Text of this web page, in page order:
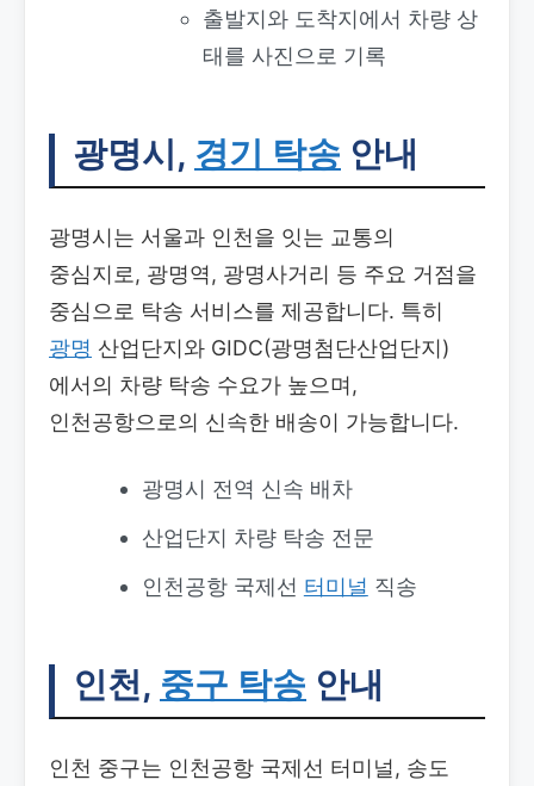
출발지와 도착지에서 차량 상
태를 사진으로 기록
광명시, 경기 탁송 안내
광명시는 서울과 인천을 잇는 교통의
중심지로, 광명역, 광명사거리 등 주요 거점을
중심으로 탁송 서비스를 제공합니다. 특히
광명 산업단지와 GIDC(광명첨단산업단지)
에서의 차량 탁송 수요가 높으며,
인천공항으로의 신속한 배송이 가능합니다.
광명시 전역 신속 배차
산업단지 차량 탁송 전문
인천공항 국제선 터미널 직송
인천, 중구 탁송 안내
인천 중구는 인천공항 국제선 터미널, 송도